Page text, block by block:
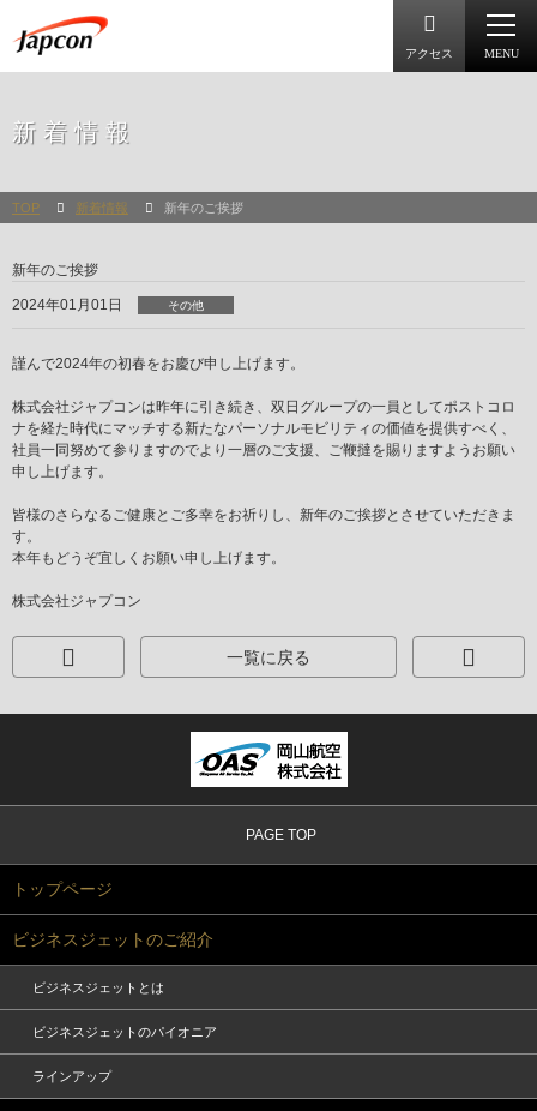
アクセス MENU
TOP 新着情報 新年のご挨拶
新年のご挨拶
2024年01月01日 その他
謹んで2024年の初春をお慶び申し上げます。
株式会社ジャプコンは昨年に引き続き、双日グループの一員としてポストコロ
ナを経た時代にマッチする新たなパーソナルモビリティの価値を提供すべく、
社員一同努めて参りますのでより一層のご支援、ご鞭撻を賜りますようお願い
申し上げます。
皆様のさらなるご健康とご多幸をお祈りし、新年のご挨拶とさせていただきま
す。
本年もどうぞ宜しくお願い申し上げます。
株式会社ジャプコン
一覧に戻る
PAGE TOP
トップページ
ビジネスジェットのご紹介
ビジネスジェットとは
ビジネスジェットのパイオニア
ラインアップ